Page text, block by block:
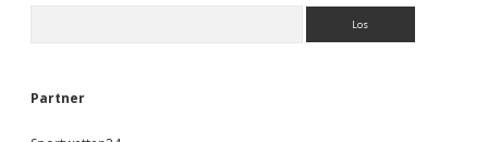
e
Partner